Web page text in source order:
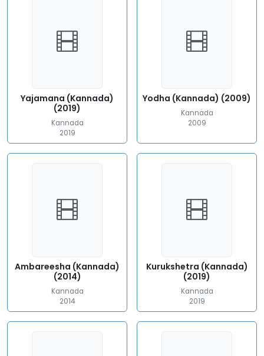
Yajamana (Kannada)
(2019)
Kannada
2019
Yodha (Kannada) (2009)
Kannada
2009
Ambareesha (Kannada)
(2014)
Kannada
2014
Kurukshetra (Kannada)
(2019)
Kannada
2019